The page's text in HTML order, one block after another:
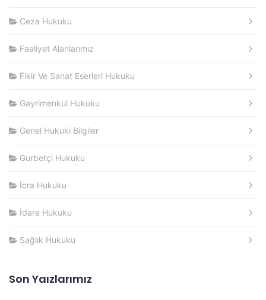
Ceza Hukuku
Faaliyet Alanlarımız
Fikir Ve Sanat Eserleri Hukuku
Gayrimenkul Hukuku
Genel Hukuki Bilgiler
Gurbetçi Hukuku
İcra Hukuku
İdare Hukuku
Sağlık Hukuku
Son Yaızlarımız